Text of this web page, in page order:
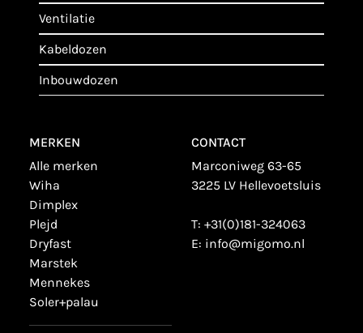
ventilatie
kabeldozen
inbouwdozen
MERKEN
alle merken
wiha
dimplex
plejd
dryfast
marstek
mennekes
soler+palau
CONTACT
Marconiweg 63-65
3225 LV Hellevoetsluis
T: +31(0)181-324063
E: info@migomo.nl